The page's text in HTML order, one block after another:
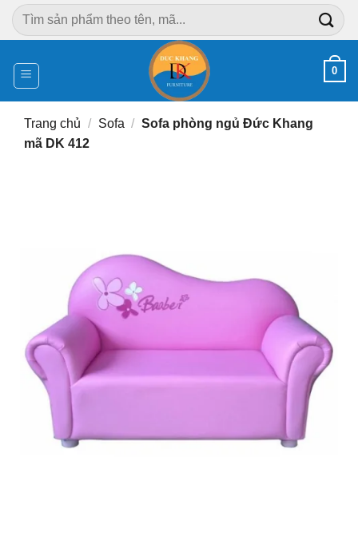
Chuyển
đến
dung
Tìm
kiếm:
0
Trang chủ / Sofa / Sofa phòng ngủ Đức Khang
mã DK 412